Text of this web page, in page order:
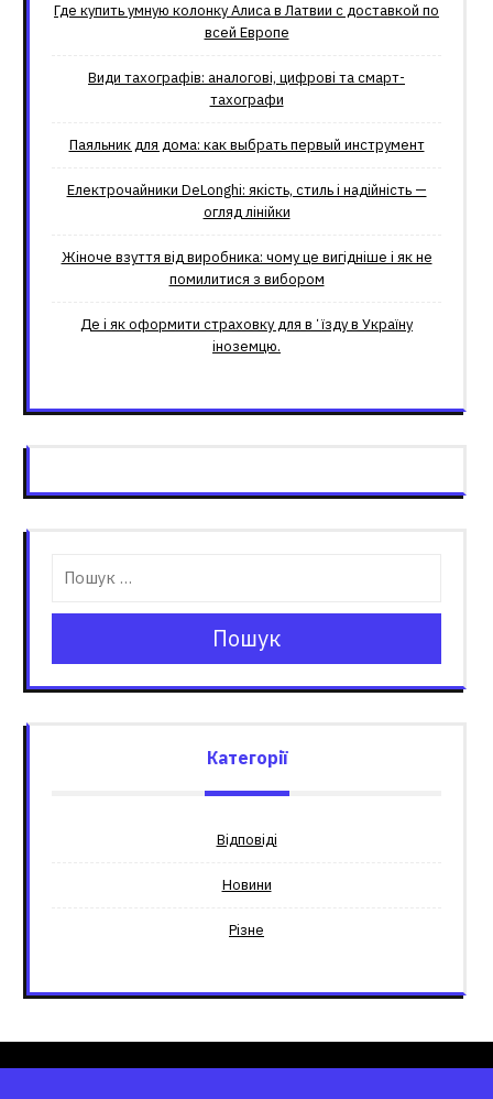
Где купить умную колонку Алиса в Латвии с доставкой по
всей Европе
Види тахографів: аналогові, цифрові та смарт-
тахографи
Паяльник для дома: как выбрать первый инструмент
Електрочайники DeLonghi: якість, стиль і надійність —
огляд лінійки
Жіноче взуття від виробника: чому це вигідніше і як не
помилитися з вибором
Де і як оформити страховку для вʼїзду в Україну
іноземцю.
Пошук
Категорії
Відповіді
Новини
Різне